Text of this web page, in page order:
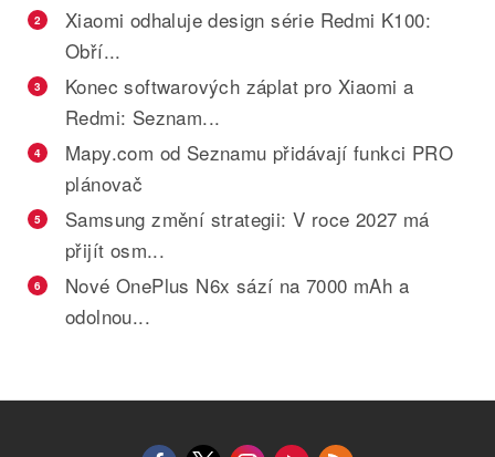
2
Xiaomi odhaluje design série Redmi K100:
Obří...
3
Konec softwarových záplat pro Xiaomi a
Redmi: Seznam...
4
Mapy.com od Seznamu přidávají funkci PRO
plánovač
5
Samsung změní strategii: V roce 2027 má
přijít osm...
6
Nové OnePlus N6x sází na 7000 mAh a
odolnou...